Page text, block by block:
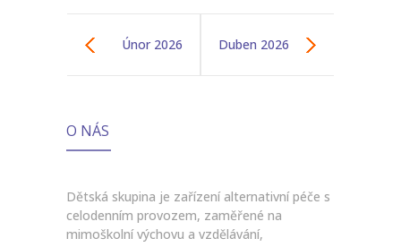
Únor 2026 Duben 2026
O NÁS
Dětská skupina je zařízení alternativní péče s
celodenním provozem, zaměřené na
mimoškolní výchovu a vzdělávání,